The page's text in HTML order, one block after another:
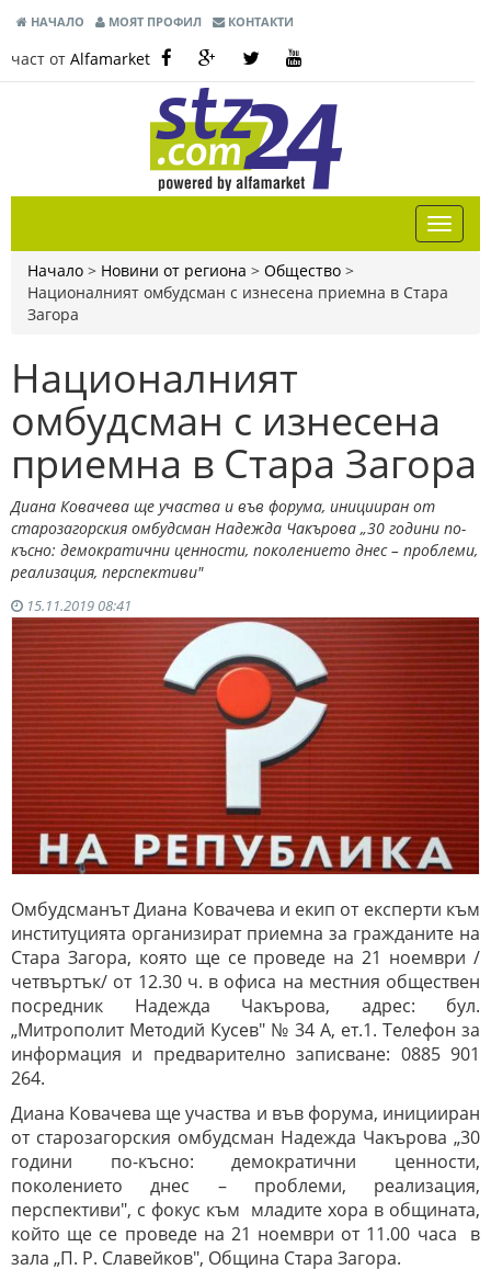
НАЧАЛО МОЯТ ПРОФИЛ КОНТАКТИ
част от Alfamarket
Начало > Новини от региона > Общество >
Националният омбудсман с изнесена приемна в Стара
Загора
Националният
омбудсман с изнесена
приемна в Стара Загора
Диана Ковачева ще участва и във форума, иницииран от
старозагорския омбудсман Надежда Чакърова „30 години по-
късно: демократични ценности, поколението днес – проблеми,
реализация, перспективи"
15.11.2019 08:41
Омбудсманът Диана Ковачева и екип от експерти към
институцията организират приемна за гражданите на
Стара Загора, която ще се проведе на 21 ноември /
четвъртък/ от 12.30 ч. в офиса на местния обществен
посредник Надежда Чакърова, адрес: бул.
„Митрополит Методий Кусев" № 34 А, ет.1. Телефон за
информация и предварително записване: 0885 901
264.
Диана Ковачева ще участва и във форума, иницииран
от старозагорския омбудсман Надежда Чакърова „30
години по-късно: демократични ценности,
поколението днес – проблеми, реализация,
перспективи", с фокус към младите хора в общината,
който ще се проведе на 21 ноември от 11.00 часа в
зала „П. Р. Славейков", Община Стара Загора.